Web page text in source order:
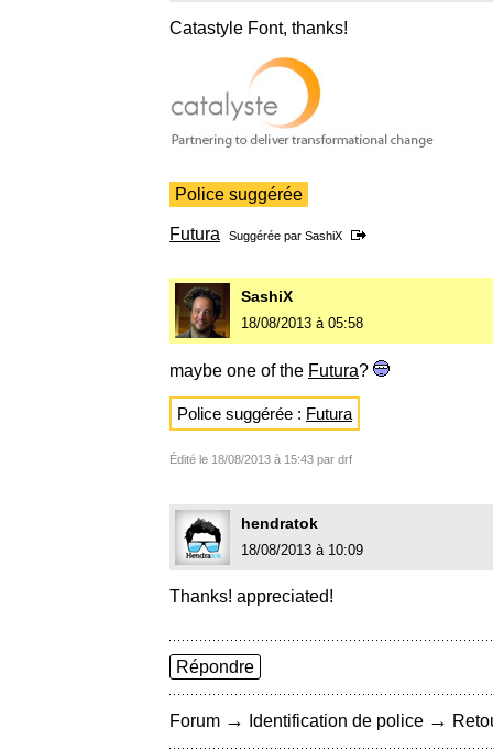
Catastyle Font, thanks!
Police suggérée
Futura Suggérée par SashiX
SashiX
18/08/2013 à 05:58
maybe one of the Futura?
Police suggérée : Futura
Édité le 18/08/2013 à 15:43 par drf
hendratok
18/08/2013 à 10:09
Thanks! appreciated!
Répondre
Forum → Identification de police →